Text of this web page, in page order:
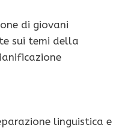
di giovani
sui temi della
linguistica e